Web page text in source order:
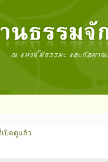
ปิดดูแล้ว